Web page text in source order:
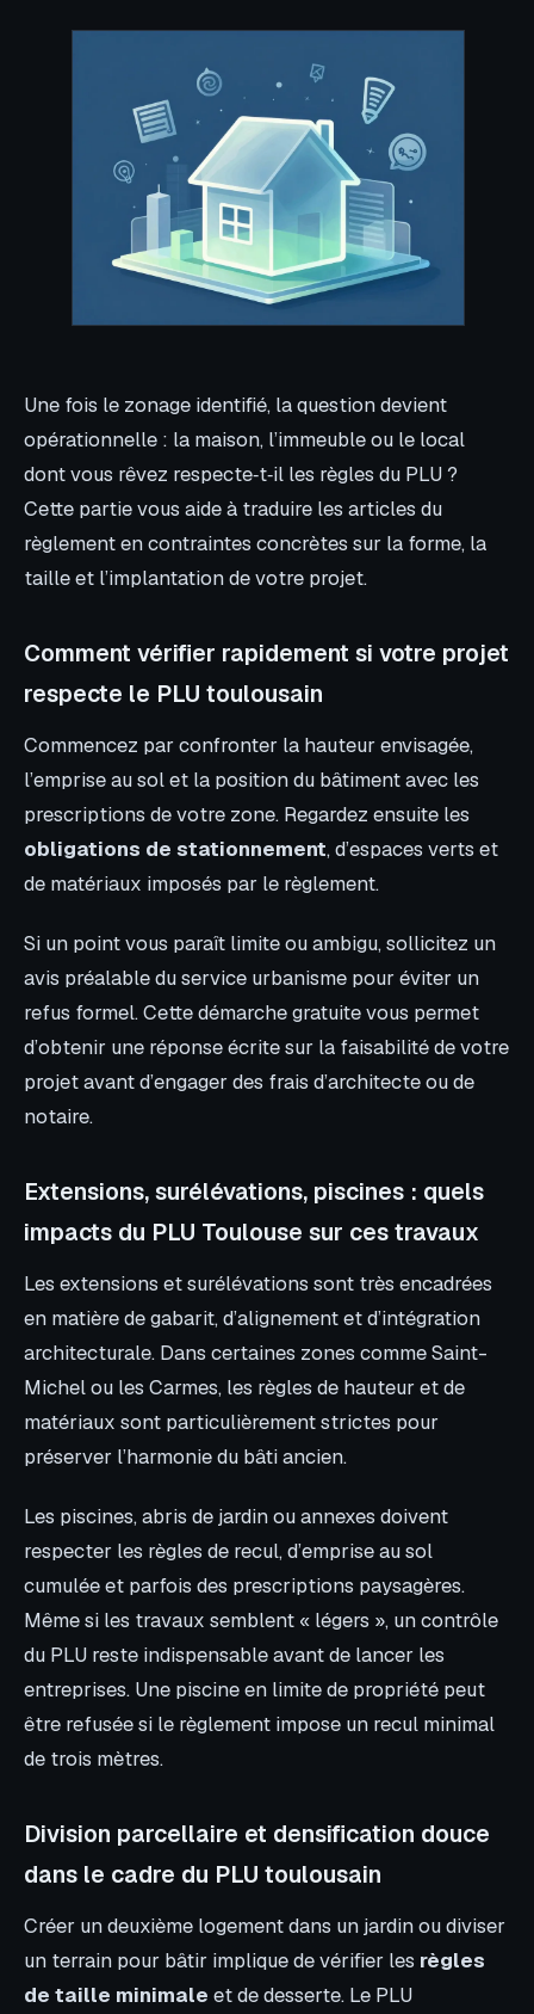
Une fois le zonage identifié, la question devient
opérationnelle : la maison, l’immeuble ou le local
dont vous rêvez respecte‑t‑il les règles du PLU ?
Cette partie vous aide à traduire les articles du
règlement en contraintes concrètes sur la forme, la
taille et l’implantation de votre projet.
Comment vérifier rapidement si votre projet
respecte le PLU toulousain
Commencez par confronter la hauteur envisagée,
l’emprise au sol et la position du bâtiment avec les
prescriptions de votre zone. Regardez ensuite les
obligations de stationnement, d’espaces verts et
de matériaux imposés par le règlement.
Si un point vous paraît limite ou ambigu, sollicitez un
avis préalable du service urbanisme pour éviter un
refus formel. Cette démarche gratuite vous permet
d’obtenir une réponse écrite sur la faisabilité de votre
projet avant d’engager des frais d’architecte ou de
notaire.
Extensions, surélévations, piscines : quels
impacts du PLU Toulouse sur ces travaux
Les extensions et surélévations sont très encadrées
en matière de gabarit, d’alignement et d’intégration
architecturale. Dans certaines zones comme Saint-
Michel ou les Carmes, les règles de hauteur et de
matériaux sont particulièrement strictes pour
préserver l’harmonie du bâti ancien.
Les piscines, abris de jardin ou annexes doivent
respecter les règles de recul, d’emprise au sol
cumulée et parfois des prescriptions paysagères.
Même si les travaux semblent « légers », un contrôle
du PLU reste indispensable avant de lancer les
entreprises. Une piscine en limite de propriété peut
être refusée si le règlement impose un recul minimal
de trois mètres.
Division parcellaire et densification douce
dans le cadre du PLU toulousain
Créer un deuxième logement dans un jardin ou diviser
un terrain pour bâtir implique de vérifier les règles
de taille minimale et de desserte. Le PLU